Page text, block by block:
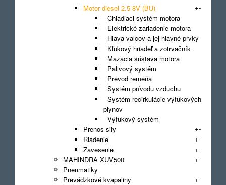
Motor diesel 2.5 8V (BU)
+-
Chladiaci systém motora
Elektrické zariadenie motora
Hlava valcov a jej hlavné prvky
Kľukový hriadeľ a zotrvačník
Mazacia sústava motora
Palivový systém
Prevod remeňa
Systém prívodu vzduchu
Systém recirkulácie výfukových
plynov
Výfukový systém
Prenos sily
+-
Riadenie
+-
Zavesenie
+-
MAHINDRA XUV500
+-
Pneumatiky
Prevádzkové kvapaliny
+-